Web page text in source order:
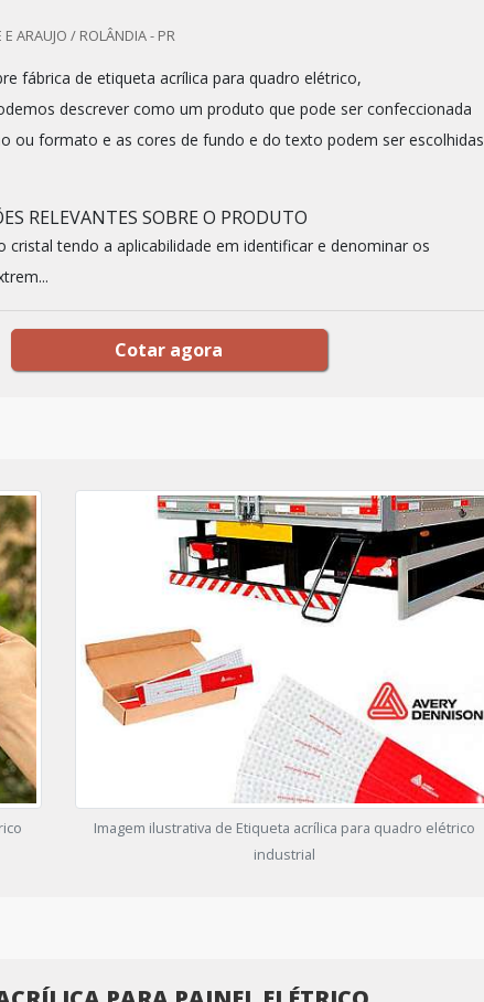
ARAUJO / ROLÂNDIA - PR
fábrica de etiqueta acrílica para quadro elétrico,
descrever como um produto que pode ser confeccionada
ou formato e as cores de fundo e do texto podem ser escolhidas
RELEVANTES SOBRE O PRODUTO
cristal tendo a aplicabilidade em identificar e denominar os
Cotar agora
Imagem ilustrativa de Etiqueta acrílica para quadro elétrico
industrial